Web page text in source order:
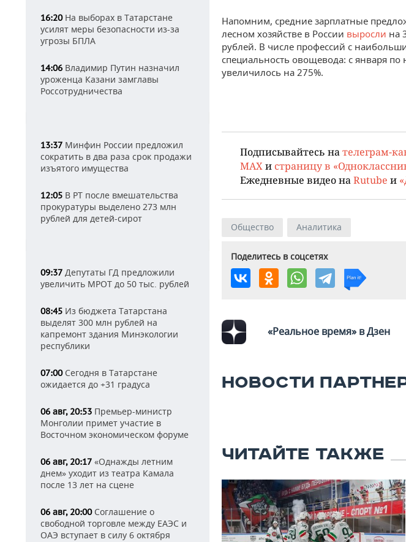
16:20На выборах в Татарстане
усилят меры безопасности из-за
угрозы БПЛА
14:06 Владимир Путин назначил
уроженца Казани замглавы
Россотрудничества
13:37 Минфин России предложил
сократить в два раза срок продажи
изъятого имущества
12:05 В РТ после вмешательства
прокуратуры выделено 273 млн
рублей для детей-сирот
09:37 Депутаты ГД предложили
увеличить МРОТ до 50 тыс. рублей
08:45 Из бюджета Татарстана
выделят 300 млн рублей на
капремонт здания Минэкологии
республики
07:00Сегодня в Татарстане
ожидается до +31 градуса
06 авг, 20:53 Премьер-министр
Монголии примет участие в
Восточном экономическом форуме
06 авг, 20:17 «Однажды летним
днем» уходит из театра Камала
после 13 лет на сцене
06 авг, 20:00Соглашение о
свободной торговле между ЕАЭС и
ОАЭ вступает в силу 6 октября
Напомним, средние зарплатные
лесном хозяйстве в России выросли на
рублей. В числе профессий с
специальность овощевода: с января по
увеличилось на 275%.
Подписывайтесь нателеграм-
MAXи страницу в
Ежедневные видео наRutube и
Общество Аналитика
Поделитесь в соцсетях
«Реальное время» в Дзен
НОВОСТИ
ЧИТАЙТЕ ТАКЖЕ